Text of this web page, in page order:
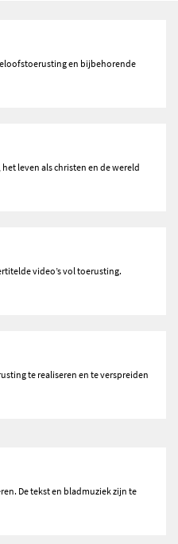
en bijbehorende
leven als christen en de wereld
video’s vol toerusting.
te realiseren en te verspreiden
De tekst en bladmuziek zijn te